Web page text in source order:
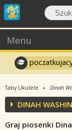
Menu
Taby Ukulele Dinah
DINAH
Graj piosenki